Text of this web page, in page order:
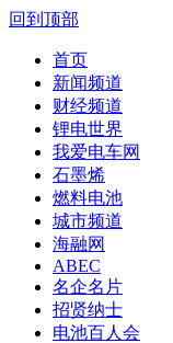
回到顶部
首页
新闻频道
财经频道
锂电世界
我爱电车网
石墨烯
燃料电池
城市频道
海融网
ABEC
名企名片
招贤纳士
电池百人会